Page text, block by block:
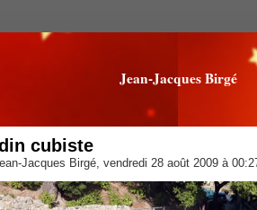
Jean-Jacques Birgé
cubiste
Jacques Birgé, vendredi 28 août 2009 à